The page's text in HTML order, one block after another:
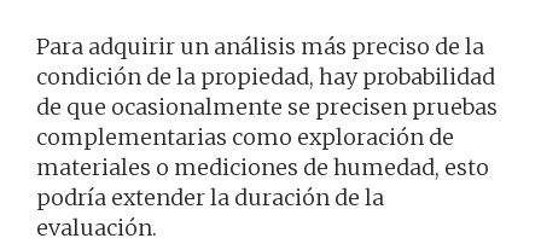
Para adquirir un análisis más preciso de la
condición de la propiedad, hay probabilidad
de que ocasionalmente se precisen pruebas
complementarias como exploración de
materiales o mediciones de humedad, esto
podría extender la duración de la
evaluación.